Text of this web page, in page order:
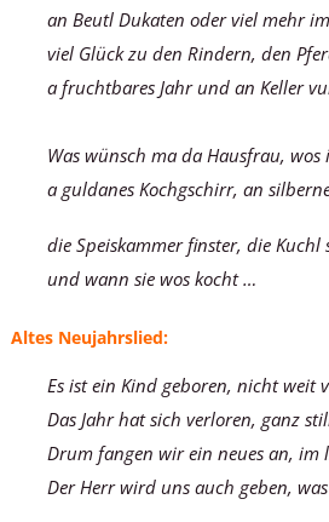
an Beutl Dukaten oder viel mehr
viel Glück zu den Rindern, den
a fruchtbares Jahr und an Keller
Was wünsch ma da Hausfrau, wos
a guldanes Kochgschirr,
die Speiskammer finster, die Kuchl
und wann sie wos kocht …
Altes Neujahrslied:
Es ist ein Kind geboren, nicht weit
Das Jahr hat sich verloren, ganz
Drum fangen wir ein neues an, im
Der Herr wird uns auch geben,